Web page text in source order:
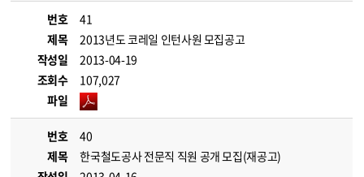
번호
41
제목
2013년도 코레일 인턴사원 모집공고
작성일
2013-04-19
조회수
107,027
파일
번호
40
제목
한국철도공사 전문직 직원 공개 모집(재공고)